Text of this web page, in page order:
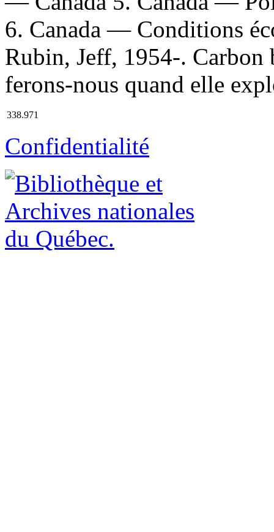
6. Canada — Conditions
Rubin, Jeff, 1954-.
ferons-nous quand elle
338.971
Confidentialité